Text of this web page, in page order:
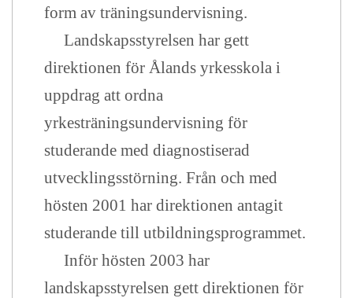
form av träningsundervisning.
Landskapsstyrelsen har gett
direktionen för Ålands yrkesskola i
uppdrag att ordna
yrkesträningsundervisning för
studerande med diagnostiserad
utvecklingsstörning. Från och med
hösten 2001 har direktionen antagit
studerande till utbildningsprogrammet.
Inför hösten 2003 har
landskapsstyrelsen gett direktionen för